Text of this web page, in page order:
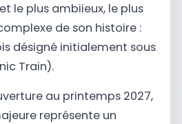
le plus ambiieux, le plus
de son histoire :
désigné initialement sous
Train).
au printemps 2027,
représente un